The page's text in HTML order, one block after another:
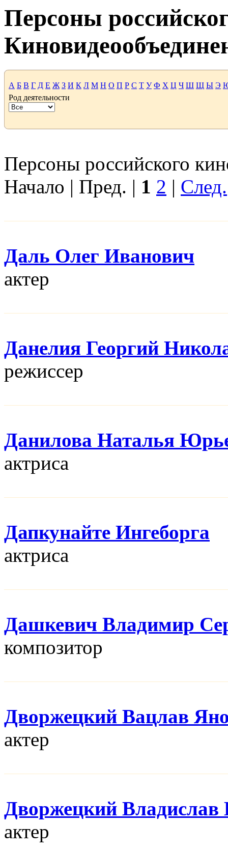
Персоны
А Б В Г Д Е Ж З И К Л М Н О П Р С Т У Ф Х Ц Ч Ш Щ Ы Э
Род деятельности
Персоны российского
Начало | Пред. | 1 2 | След.
Даль Олег Иванович
актер
Данелия Георгий
режисcер
Данилова Наталья
актриса
Дапкунайте Ингеборга
актриса
Дашкевич Владимир
композитор
Дворжецкий Вацлав
актер
Дворжецкий Владислав
актер